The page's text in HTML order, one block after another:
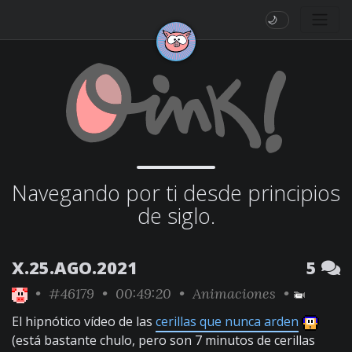
🌙
Navegando por ti desde principios
de siglo.
X.25.AGO.2021 5
• #46179 • 00:49:20 • Animaciones •
El hipnótico vídeo de las cerillas que nunca arden
(está bastante chulo, pero son 7 minutos de cerillas